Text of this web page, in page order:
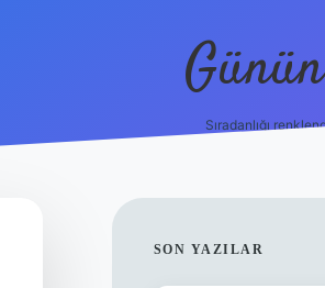
Sıradanlığı
SIDEBAR
SON YAZILAR